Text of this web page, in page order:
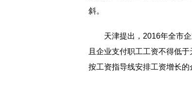
斜。
天津提出，2016年全市
且企业支付职工工资不得低
按工资指导线安排工资增长的